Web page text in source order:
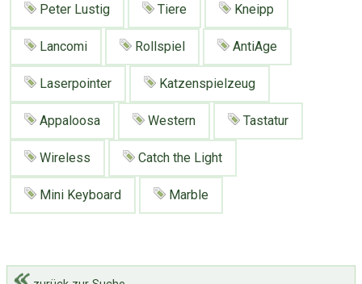
Peter Lustig Tiere Kneipp
Lancomi Rollspiel AntiAge
Laserpointer Katzenspielzeug
Appaloosa Western Tastatur
Wireless Catch the Light
Mini Keyboard Marble